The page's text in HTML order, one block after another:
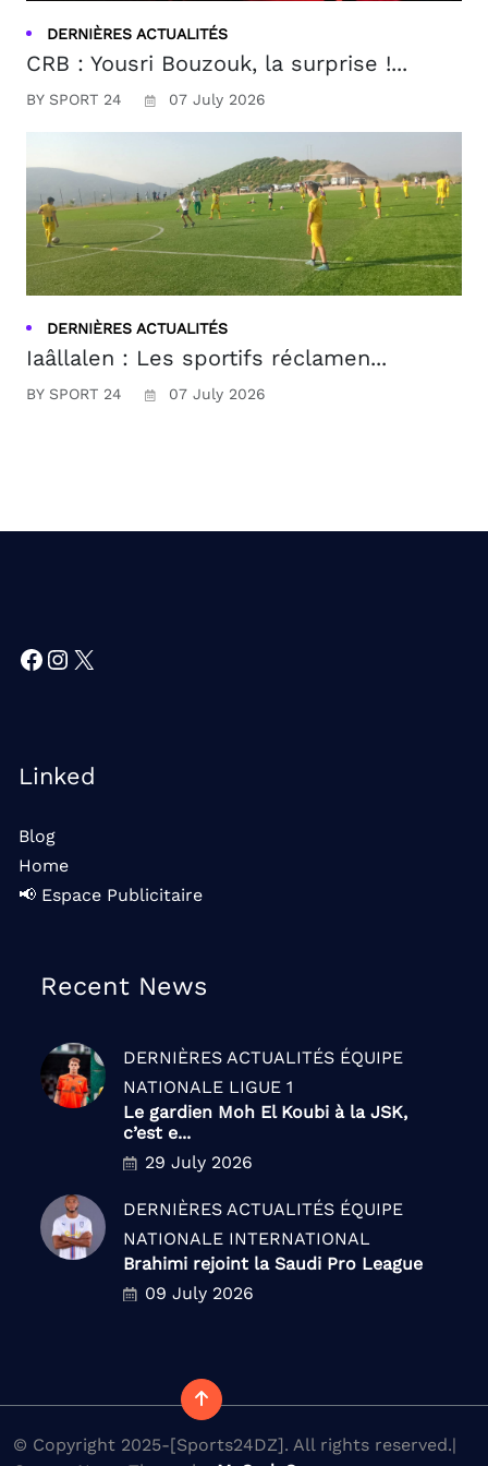
DERNIÈRES ACTUALITÉS
CRB : Yousri Bouzouk, la surprise !...
BY SPORT 24 07 July 2026
DERNIÈRES ACTUALITÉS
Iaâllalen : Les sportifs réclamen...
BY SPORT 24 07 July 2026
Facebook
Instagram
X
Linked
Blog
Home
📢 Espace Publicitaire
Recent News
DERNIÈRES ACTUALITÉS ÉQUIPE
NATIONALE LIGUE 1
Le gardien Moh El Koubi à la JSK,
c’est e...
29 July 2026
DERNIÈRES ACTUALITÉS ÉQUIPE
NATIONALE INTERNATIONAL
Brahimi rejoint la Saudi Pro League
09 July 2026
© Copyright 2025-[Sports24DZ]. All rights reserved.|